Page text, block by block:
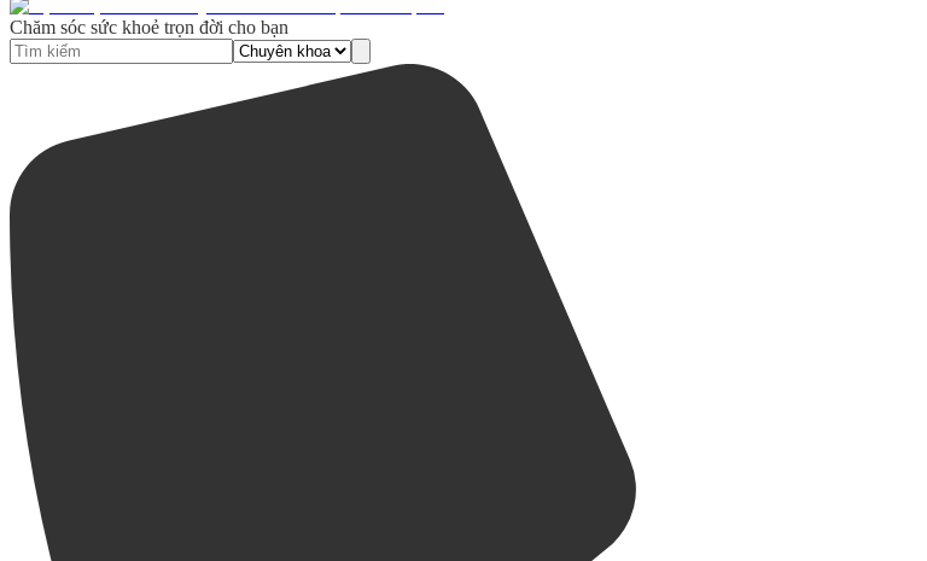
Chăm sóc sức khoẻ trọn đời cho bạn